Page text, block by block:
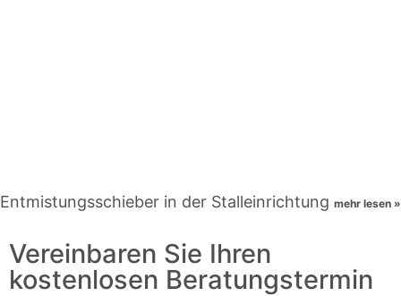
Entmistungsschieber in der Stalleinrichtung mehr lesen »
Vereinbaren Sie Ihren
kostenlosen Beratungstermin